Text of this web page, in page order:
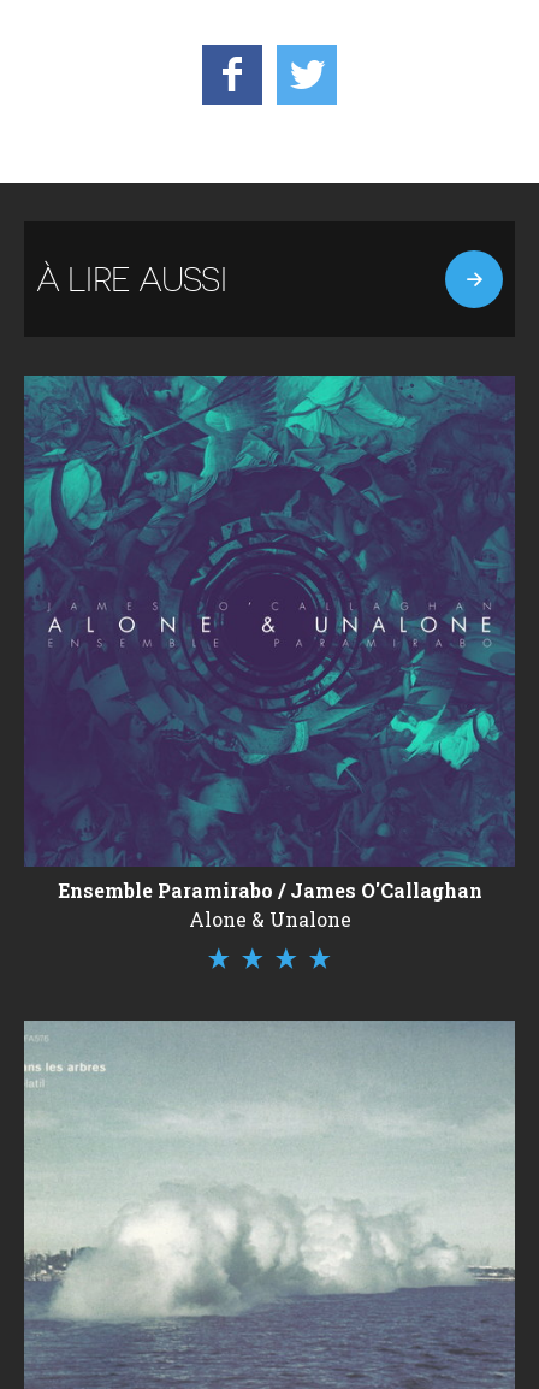
À LIRE AUSSI
Ensemble Paramirabo / James O'Callaghan
Alone & Unalone